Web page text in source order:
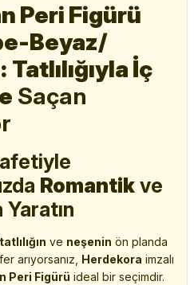
Peri Figürü
Beyaz/
Tatlılığıyla İç
Saçan
Romantik ve
Yaratın
tatlılığın ve neşenin ön planda
arıyorsanız, Herdekora imzalı
Peri Figürü ideal bir seçimdir.